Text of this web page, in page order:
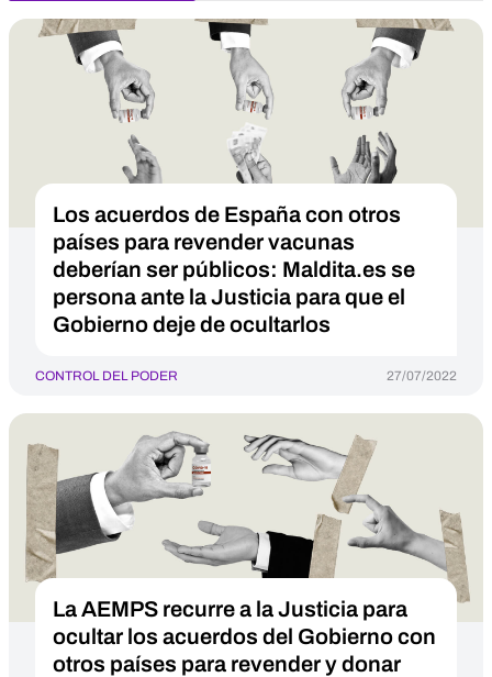
Los acuerdos de España con otros
países para revender vacunas
deberían ser públicos: Maldita.es se
persona ante la Justicia para que el
Gobierno deje de ocultarlos
CONTROL DEL PODER 27/07/2022
La AEMPS recurre a la Justicia para
ocultar los acuerdos del Gobierno con
otros países para revender y donar